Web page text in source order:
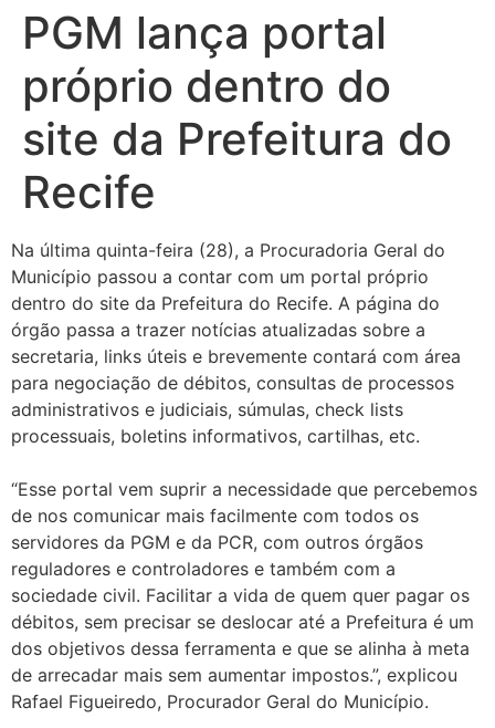
PGM lança portal
próprio dentro do
site da Prefeitura do
Recife
Na última quinta-feira (28), a Procuradoria Geral do
Município passou a contar com um portal próprio
dentro do site da Prefeitura do Recife. A página do
órgão passa a trazer notícias atualizadas sobre a
secretaria, links úteis e brevemente contará com área
para negociação de débitos, consultas de processos
administrativos e judiciais, súmulas, check lists
processuais, boletins informativos, cartilhas, etc.
“Esse portal vem suprir a necessidade que percebemos
de nos comunicar mais facilmente com todos os
servidores da PGM e da PCR, com outros órgãos
reguladores e controladores e também com a
sociedade civil. Facilitar a vida de quem quer pagar os
débitos, sem precisar se deslocar até a Prefeitura é um
dos objetivos dessa ferramenta e que se alinha à meta
de arrecadar mais sem aumentar impostos.”, explicou
Rafael Figueiredo, Procurador Geral do Município.